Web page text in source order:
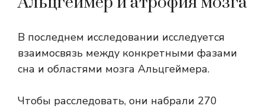
В последнем исследовании исследуется
взаимосвязь между конкретными фазами
сна и областями мозга Альцгеймера.
Чтобы расследовать, они набрали 270